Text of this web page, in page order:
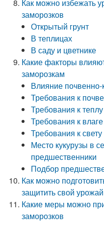
Как можно избежать
заморозков
Открытый грунт
В теплицах
В саду и цветнике
Какие факторы
заморозкам
Влияние почвенно-
Требования к почве
Требования к теплу
Требования к влаге
Требования к
Место кукурузы в
предшественники
Подбор
Как можно
защитить свой
Какие меры можно
заморозков